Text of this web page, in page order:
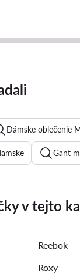
Dámske oblečenie
Gant
v tejto
Reebok
Roxy